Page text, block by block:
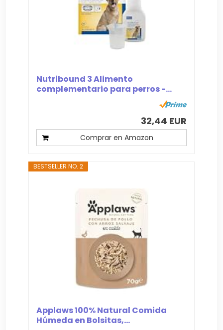
Nutribound 3 Alimento
complementario para perros -...
32,44 EUR
Comprar en Amazon
BESTSELLER NO. 2
Applaws 100% Natural Comida
Húmeda en Bolsitas,...